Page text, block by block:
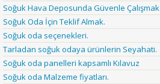
Soğuk Hava Deposunda Güvenle Çalışmak
Soğuk Oda İçin Teklif Almak.
Soğuk oda seçenekleri.
Tarladan soğuk odaya ürünlerin Seyahati.
Soğuk oda panelleri kapsamlı Kılavuz
Soğuk oda Malzeme fiyatları.